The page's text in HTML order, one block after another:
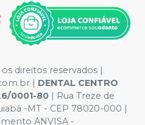
direitos reservados |
| DENTAL CENTRO
0001-80 | Rua Treze de
-MT - CEP 78020-000 |
ANVISA -